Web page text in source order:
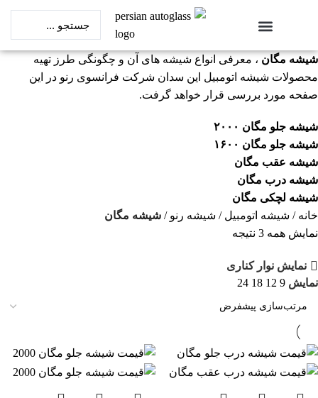
شیشه مگان ، معرفی انواع شیشه های آن و چگونگی طرز تهیه
محصولات شیشه اتومبیل این سدان شرکت فرانسوی رنو در این
صفحه مورد بررسی قرار خواهد گرفت.
شیشه جلو مگان ۲۰۰۰
شیشه جلو مگان ۱۶۰۰
شیشه عقب مگان
شیشه درب مگان
شیشه لچکی مگان
خانه
شیشه اتومبیل شیشه رنو
شیشه مگان
نمایش همه 3 نتیجه
نمایش نوار کناری
نمایش 9
12
18
24